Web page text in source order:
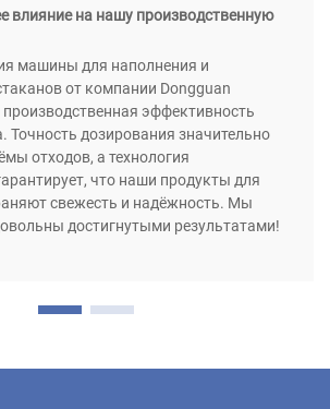
влияние на нашу производственную
машины для наполнения и
от компании Dongguan
эффективность
Точность дозирования значительно
отходов, а технология
что наши продукты для
свежесть и надёжность. Мы
достигнутыми результатами!